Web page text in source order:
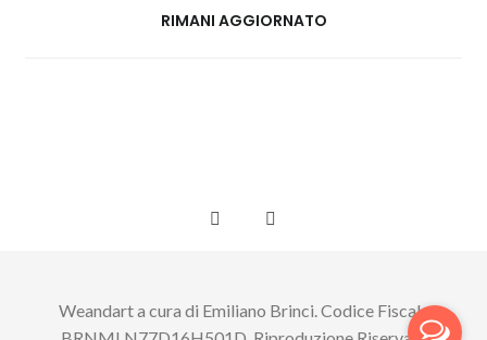
RIMANI AGGIORNATO
Weandart a cura di Emiliano Brinci. Codice Fiscale